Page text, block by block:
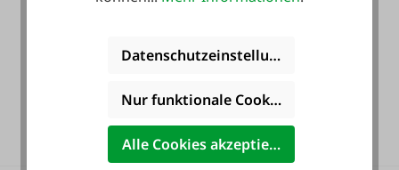
36 Monate
Langzeit-Garantie.
Datenschutzeinstellungen
Nur funktionale Cookies akzeptieren
Alle Cookies akzeptieren